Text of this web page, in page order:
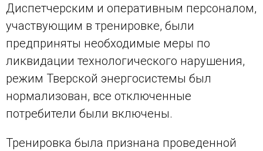
Диспетчерским и оперативным персоналом,
участвующим в тренировке, были
предприняты необходимые меры по
ликвидации технологического нарушения,
режим Тверской энергосистемы был
нормализован, все отключенные
потребители были включены.
Тренировка была признана проведенной